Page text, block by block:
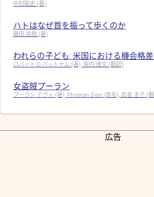
中村聡史 (著)
ハトはなぜ首を振って歩くのか
藤田 祐樹 (著)
われらの子ども: 米国における機会格
ロバート D.パットナム (著), 柴内 康文 (翻訳)
女盗賊プーラン
プーラン デヴィ (著), Phooran Devi (原名), 武者 圭子 (
広告